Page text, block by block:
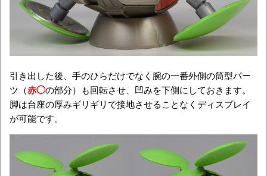
引き出した後、手のひらだけでなく腕の一番外側の筒型パー
ツ（赤◯の部分）も回転させ、凹みを下側にしておきます。
脚は台座の厚みギリギリで接地させることなくディスプレイ
が可能です。